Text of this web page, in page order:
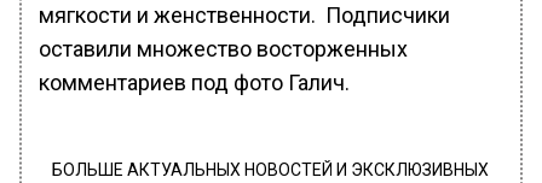
мягкости и женственности. Подписчики
оставили множество восторженных
комментариев под фото Галич.
БОЛЬШЕ АКТУАЛЬНЫХ НОВОСТЕЙ И ЭКСКЛЮЗИВНЫХ